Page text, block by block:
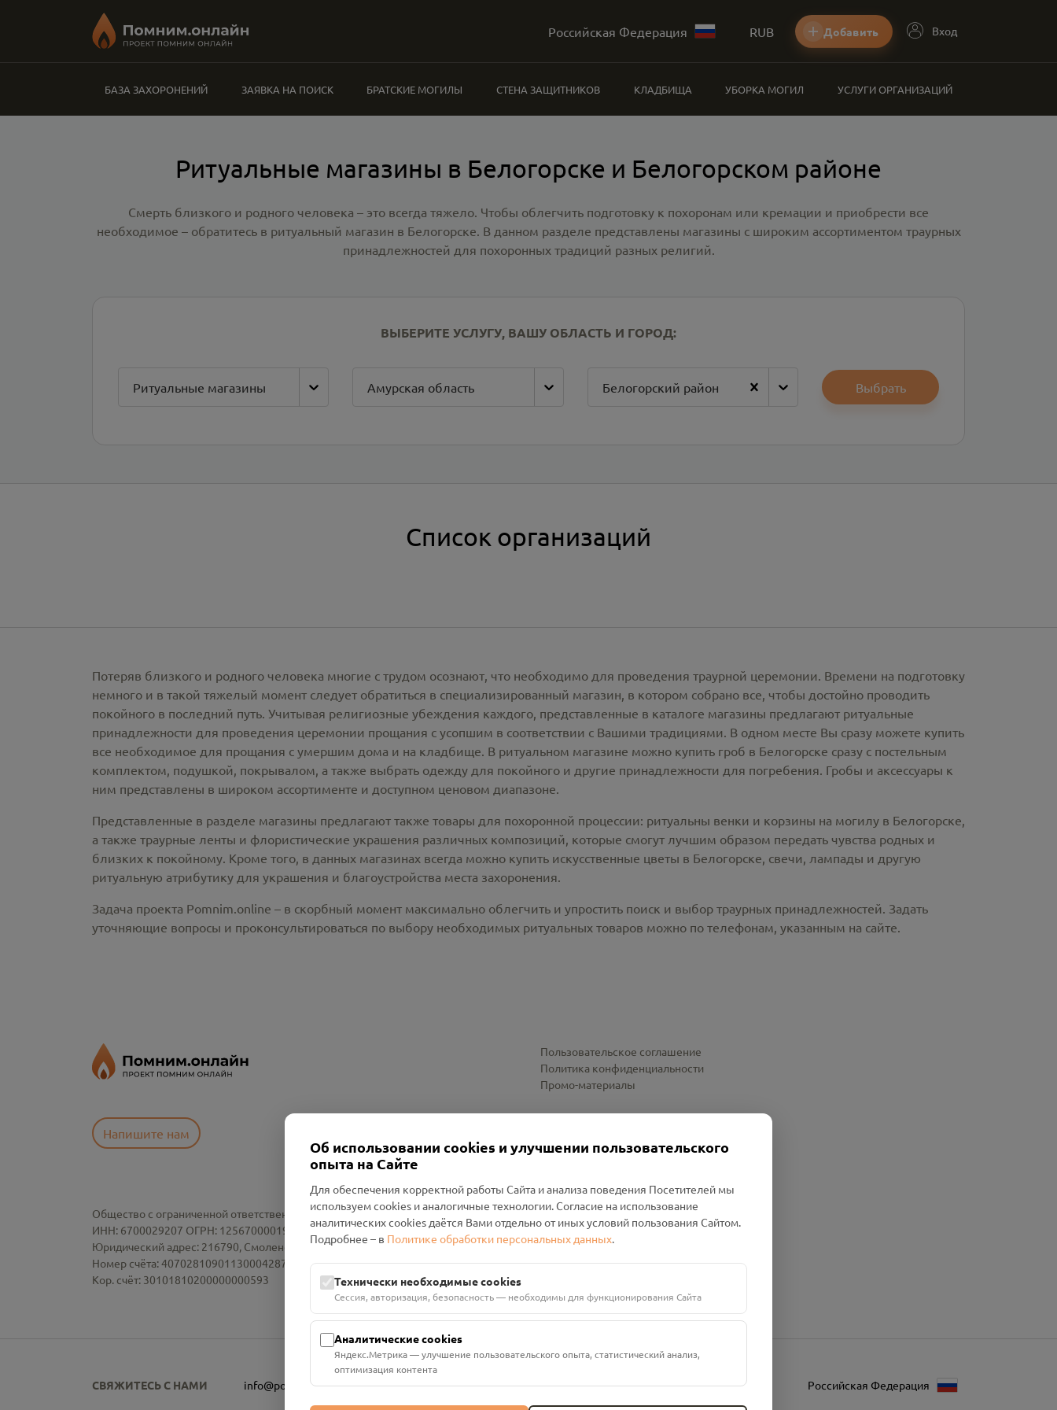
Российская Федерация RUB Добавить Вход
БАЗА ЗАХОРОНЕНИЙ ЗАЯВКА НА ПОИСК БРАТСКИЕ МОГИЛЫ СТЕНА ЗАЩИТНИКОВ КЛАДБИЩА УБОРКА МОГИЛ УСЛУГИ ОРГАНИЗАЦИЙ
Ритуальные магазины в Белогорске и Белогорском районе
Смерть близкого и родного человека – это всегда тяжело. Чтобы облегчить подготовку к похоронам или кремации и приобрести все
необходимое – обратитесь в ритуальный магазин в Белогорске. В данном разделе представлены магазины с широким ассортиментом траурных
принадлежностей для похоронных традиций разных религий.
ВЫБЕРИТЕ УСЛУГУ, ВАШУ ОБЛАСТЬ И ГОРОД:
Ритуальные магазины Амурская область Белогорский район Выбрать
Список организаций
Потеряв близкого и родного человека многие с трудом осознают, что необходимо для проведения траурной церемонии. Времени на подготовку
немного и в такой тяжелый момент следует обратиться в специализированный магазин, в котором собрано все, чтобы достойно проводить
покойного в последний путь. Учитывая религиозные убеждения каждого, представленные в каталоге магазины предлагают ритуальные
принадлежности для проведения церемонии прощания с усопшим в соответствии с Вашими традициями. В одном месте Вы сразу можете купить
все необходимое для прощания с умершим дома и на кладбище. В ритуальном магазине можно купить гроб в Белогорске сразу с постельным
комплектом, подушкой, покрывалом, а также выбрать одежду для покойного и другие принадлежности для погребения. Гробы и аксессуары к
ним представлены в широком ассортименте и доступном ценовом диапазоне.
Представленные в разделе магазины предлагают также товары для похоронной процессии: ритуальны венки и корзины на могилу в Белогорске,
а также траурные ленты и флористические украшения различных композиций, которые смогут лучшим образом передать чувства родных и
близких к покойному. Кроме того, в данных магазинах всегда можно купить искусственные цветы в Белогорске, свечи, лампады и другую
ритуальную атрибутику для украшения и благоустройства места захоронения.
Задача проекта Pomnim.online – в скорбный момент максимально облегчить и упростить поиск и выбор траурных принадлежностей. Задать
уточняющие вопросы и проконсультироваться по выбору необходимых ритуальных товаров можно по телефонам, указанным на сайте.
Напишите нам
Пользовательское соглашение
Политика конфиденциальности
Промо-материалы
Общество с ограниченной ответственностью «Смоленский Проект Помним»
ИНН: 6700029207 ОГРН: 1256700001986
Юридический адрес: 216790, Смоленская область, р-н Руднянский, г. Рудня, улица Западная, д. 26А, пом. 18
Номер счёта: 40702810901130004287 в АО "АЛЬФА-БАНК"
Кор. счёт: 30101810200000000593
СВЯЖИТЕСЬ С НАМИ info@pomnim.online Российская Федерация
Об использовании cookies и улучшении пользовательского
опыта на Сайте
Для обеспечения корректной работы Сайта и анализа поведения Посетителей мы
используем cookies и аналогичные технологии. Согласие на использование
аналитических cookies даётся Вами отдельно от иных условий пользования Сайтом.
Подробнее – в Политике обработки персональных данных.
Технически необходимые cookies
Сессия, авторизация, безопасность — необходимы для функционирования Сайта
Аналитические cookies
Яндекс.Метрика — улучшение пользовательского опыта, статистический анализ,
оптимизация контента